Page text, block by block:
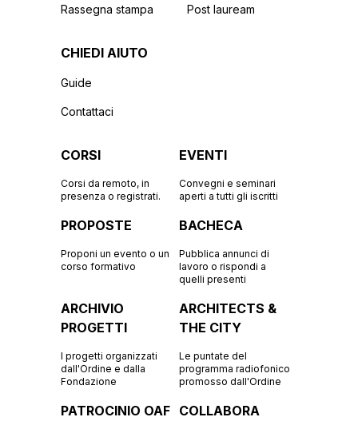
Rassegna stampa Post lauream
CHIEDI AIUTO
Guide
Contattaci
CORSI
Corsi da remoto, in
presenza o registrati.
EVENTI
Convegni e seminari
aperti a tutti gli iscritti
PROPOSTE
Proponi un evento o un
corso formativo
BACHECA
Pubblica annunci di
lavoro o rispondi a
quelli presenti
ARCHIVIO
PROGETTI
I progetti organizzati
dall'Ordine e dalla
Fondazione
ARCHITECTS &
THE CITY
Le puntate del
programma radiofonico
promosso dall'Ordine
PATROCINIO OAF COLLABORA